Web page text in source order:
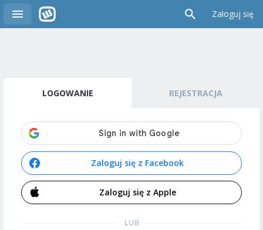
Zaloguj się
LOGOWANIE REJESTRACJA
Zaloguj się z Facebook
Zaloguj się z Apple
LUB